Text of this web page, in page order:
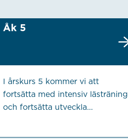
Åk 5
I årskurs 5 kommer vi att
fortsätta med intensiv lästräning
och fortsätta utveckla...